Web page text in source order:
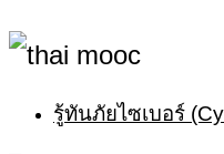
รู้ทันภัยไซเบอร์